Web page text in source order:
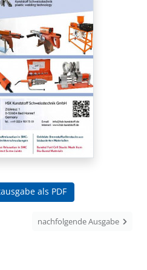
als PDF
nachfolgende Ausgabe